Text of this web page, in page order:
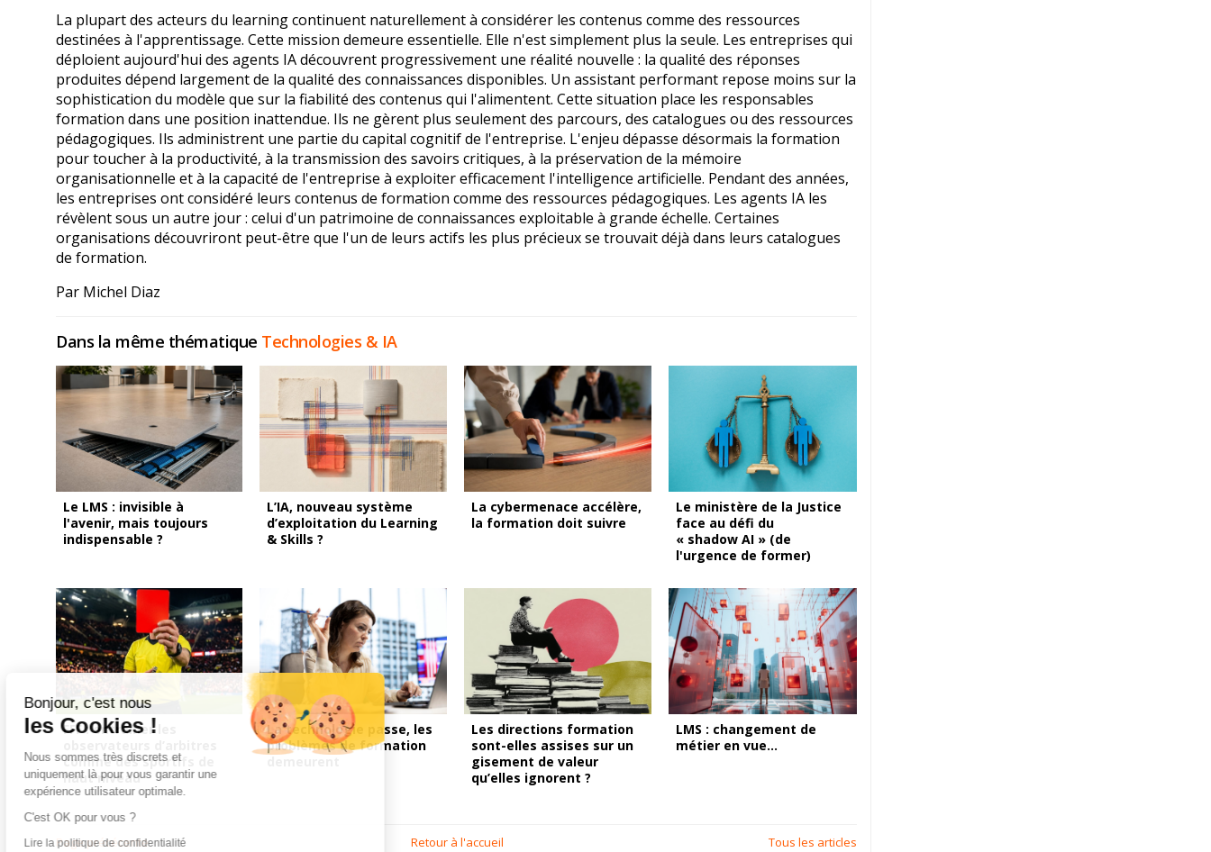
Bonjour, c'est nous
les Cookies !
Nous sommes très discrets et
uniquement là pour vous garantir une
expérience utilisateur optimale.
C'est OK pour vous ?
Lire la politique de confidentialité
La plupart des acteurs du learning continuent naturellement à considérer les contenus comme des ressources
destinées à l'apprentissage. Cette mission demeure essentielle. Elle n'est simplement plus la seule. Les entreprises qui
déploient aujourd'hui des agents IA découvrent progressivement une réalité nouvelle : la qualité des réponses
produites dépend largement de la qualité des connaissances disponibles. Un assistant performant repose moins sur la
sophistication du modèle que sur la fiabilité des contenus qui l'alimentent. Cette situation place les responsables
formation dans une position inattendue. Ils ne gèrent plus seulement des parcours, des catalogues ou des ressources
pédagogiques. Ils administrent une partie du capital cognitif de l'entreprise. L'enjeu dépasse désormais la formation
pour toucher à la productivité, à la transmission des savoirs critiques, à la préservation de la mémoire
organisationnelle et à la capacité de l'entreprise à exploiter efficacement l'intelligence artificielle. Pendant des années,
les entreprises ont considéré leurs contenus de formation comme des ressources pédagogiques. Les agents IA les
révèlent sous un autre jour : celui d'un patrimoine de connaissances exploitable à grande échelle. Certaines
organisations découvriront peut-être que l'un de leurs actifs les plus précieux se trouvait déjà dans leurs catalogues
de formation.
Par Michel Diaz
Dans la même thématique Technologies & IA
Le LMS : invisible à
l'avenir, mais toujours
indispensable ?
L’IA, nouveau système
d’exploitation du Learning
& Skills ?
La cybermenace accélère,
la formation doit suivre
Le ministère de la Justice
face au défi du
« shadow AI » (de
l'urgence de former)
FFF : entraîner les
comme des sportifs de
haut niveau
La technologie passe, les
problèmes de formation
Les directions formation
sont-elles assises sur un
gisement de valeur
qu’elles ignorent ?
LMS : changement de
métier en vue
Page précécente Retour à l'accueil Tous les articles